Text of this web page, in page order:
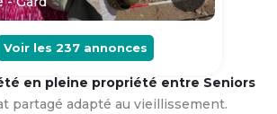
Voir les 237 annonces
en pleine propriété entre Seniors
partagé adapté au vieillissement.